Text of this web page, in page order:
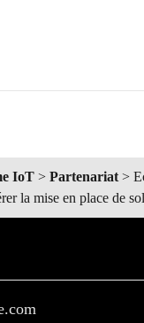
IoT > Partenariat>
la mise en place de